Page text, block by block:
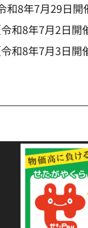
和8年7月29日開
和8年7月2日開
和8年7月3日開